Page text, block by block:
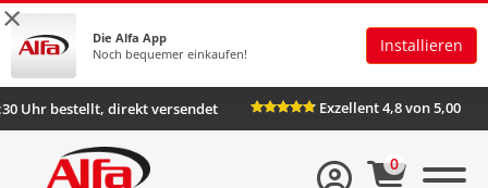
×
Die Alfa App
Noch bequemer einkaufen!
Installieren
Uhr bestellt, direkt versendet Exzellent 4,8 von 5,00
0